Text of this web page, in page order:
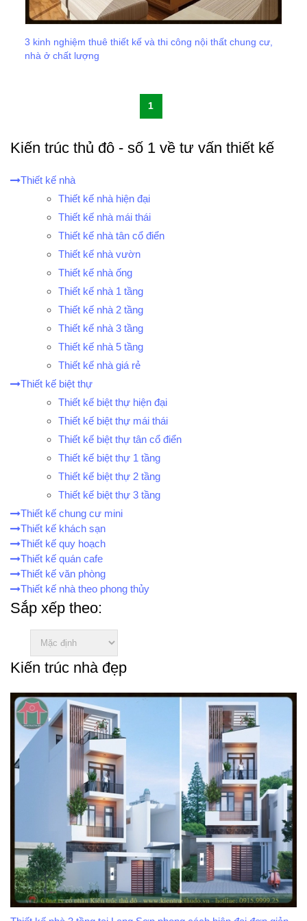
Kiến trúc thủ đô - số 1 về tư vấn thiết kế
Thiết kế nhà
Thiết kế nhà hiện đại
Thiết kế nhà mái thái
Thiết kế nhà tân cổ điển
Thiết kế nhà vườn
Thiết kế nhà ống
Thiết kế nhà 1 tầng
Thiết kế nhà 2 tầng
Thiết kế nhà 3 tầng
Thiết kế nhà 5 tầng
Thiết kế nhà giá rẻ
Thiết kế biệt thự
Thiết kế biệt thự hiện đại
Thiết kế biệt thự mái thái
Thiết kế biệt thự tân cổ điển
Thiết kế biệt thự 1 tầng
Thiết kế biệt thự 2 tầng
Thiết kế biệt thự 3 tầng
Thiết kế chung cư mini
Thiết kế khách sạn
Thiết kế quy hoạch
Thiết kế quán cafe
Thiết kế văn phòng
Thiết kế nhà theo phong thủy
Sắp xếp theo:
Kiến trúc nhà đẹp
3 kinh nghiệm thuê thiết kế và thi công nội thất chung cư,
nhà ở chất lượng
1